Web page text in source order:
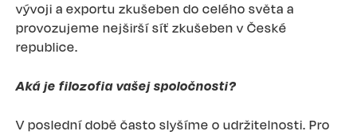
vývoji a exportu zkušeben do celého světa a
provozujeme nejširší síť zkušeben v České
republice.
Aká je filozofia vašej spoločnosti?
V poslední době často slyšíme o udržitelnosti. Pro